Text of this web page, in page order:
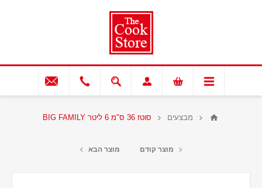
מבצעים סוטז 36 ס"מ 6 ליטר BIG FAMILY
מוצר קודם מוצר הבא